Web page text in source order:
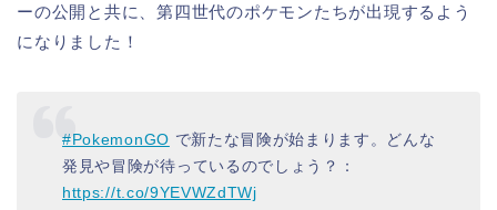
ーの公開と共に、第四世代のポケモンたちが出現するよう
になりました！
#PokemonGO で新たな冒険が始まります。どんな
発見や冒険が待っているのでしょう？：
https://t.co/9YEVWZdTWj